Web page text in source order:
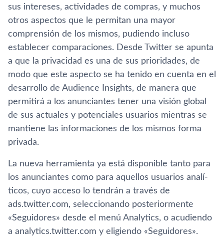
sus intereses, actividades de compras, y muchos
otros aspectos que le permitan una mayor
comprensión de los mismos, pudiendo incluso
establecer comparaciones. Desde Twitter se apunta
a que la privacidad es una de sus prioridades, de
modo que este aspecto se ha tenido en cuenta en el
desarrollo de Audience Insights, de manera que
permitirá a los anunciantes tener una visión global
de sus actuales y potenciales usuarios mientras se
mantiene las informaciones de los mismos forma
privada.
La nueva herramienta ya está disponible tanto para
los anunciantes como para aquellos usuarios analí­
ticos, cuyo acceso lo tendrán a través de
ads.twitter.com, seleccionando posteriormente
«Seguidores» desde el menú Analytics, o acudiendo
a analytics.twitter.com y eligiendo «Seguidores».